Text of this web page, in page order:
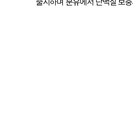
출시하며 분유에서 단백질 보